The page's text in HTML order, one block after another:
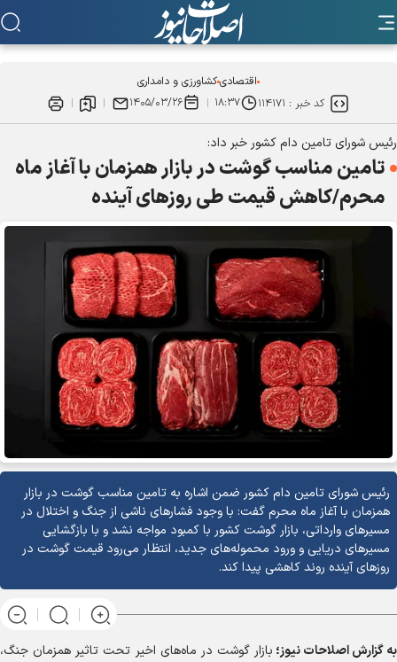
اقتصادیکشاورزی و دامداری
کد خبر : ۱۱۴۱۷۱ ۱۸:۳۷ ۱۴۰۵/۰۳/۲۶
رئیس شورای تامین دام کشور خبر داد:
تامین مناسب گوشت در بازار همزمان با آغاز ماه
محرم/کاهش قیمت طی روز‌های آینده
رئیس شورای تامین دام کشور ضمن اشاره به تامین مناسب گوشت در بازار
همزمان با آغاز ماه محرم گفت: با وجود فشار‌های ناشی از جنگ و اختلال در
مسیر‌های وارداتی، بازار گوشت کشور با کمبود مواجه نشد و با بازگشایی
مسیر‌های دریایی و ورود محموله‌های جدید، انتظار می‌رود قیمت گوشت در
روز‌های آینده روند کاهشی پیدا کند.
به گزارشاصلاحات نیوز؛ بازار گوشت در ماه‌های اخیر تحت تاثیر همزمان جنگ،